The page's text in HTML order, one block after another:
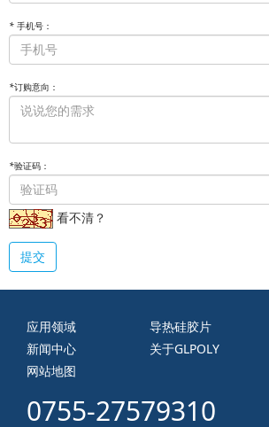
* 手机号：
*订购意向：
*验证码：
看不清？
提交
应用领域 导热硅胶片
新闻中心
关于GLPOLY
网站地图
0755-27579310